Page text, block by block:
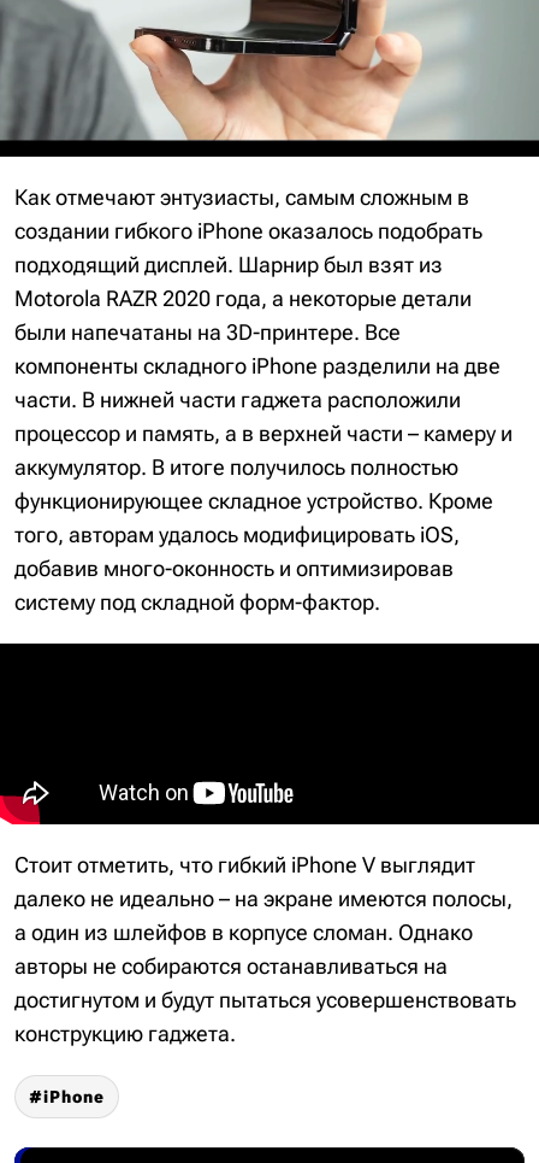
Как отмечают энтузиасты, самым сложным в
создании гибкого iPhone оказалось подобрать
подходящий дисплей. Шарнир был взят из
Motorola RAZR 2020 года, а некоторые детали
были напечатаны на 3D-принтере. Все
компоненты складного iPhone разделили на две
части. В нижней части гаджета расположили
процессор и память, а в верхней части – камеру и
аккумулятор. В итоге получилось полностью
функционирующее складное устройство. Кроме
того, авторам удалось модифицировать iOS,
добавив много-оконность и оптимизировав
систему под складной форм-фактор.
Стоит отметить, что гибкий iPhone V выглядит
далеко не идеально – на экране имеются полосы,
а один из шлейфов в корпусе сломан. Однако
авторы не собираются останавливаться на
достигнутом и будут пытаться усовершенствовать
конструкцию гаджета.
iPhone